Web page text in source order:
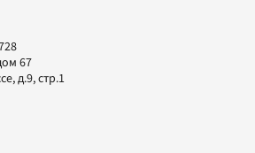
67
д.9, стр.1